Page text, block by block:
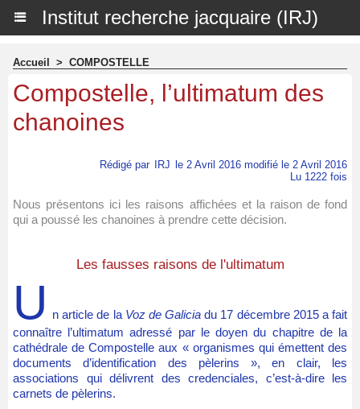
Institut recherche jacquaire (IRJ)
Accueil > COMPOSTELLE
Compostelle, l’ultimatum des
chanoines
Rédigé par IRJ
le 2 Avril 2016 modifié le 2 Avril 2016
Lu 1222 fois
Nous présentons ici les raisons affichées et la raison de fond
qui a poussé les chanoines à prendre cette décision.
Les fausses raisons de l'ultimatum
U n article de la Voz de Galiciadu 17 décembre 2015 a fait
connaître l’ultimatum adressé par le doyen du chapitre de la
cathédrale de Compostelle aux « organismes qui émettent des
documents d’identification des pèlerins », en clair, les
associations qui délivrent des credenciales, c’est-à-dire les
carnets de pèlerins.